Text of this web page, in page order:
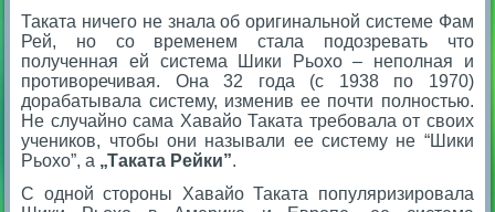
Таката ничего не знала об оригинальной системе Фам
Рей, но со временем стала подозревать что
полученная ей система Шики Рьохо – неполная и
противоречивая. Она 32 года (с 1938 по 1970)
дорабатывала систему, изменив ее почти полностью.
Не случайно сама Хавайо Таката требовала от своих
учеников, чтобы они называли ее систему не “Шики
Рьохо”, а „Таката Рейки”.
С одной стороны Хавайо Таката популяризировала